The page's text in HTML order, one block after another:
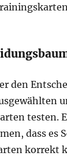
den
testen.
dass es
korrekt